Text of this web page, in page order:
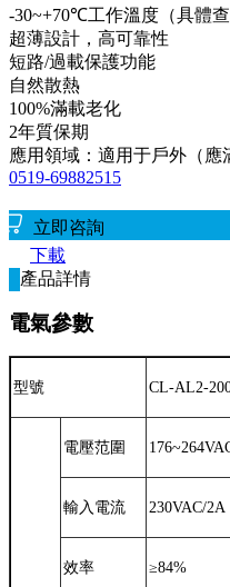
-30~+70℃工作溫度（具體查
超薄設計，高可靠性
短路/過載保護功能
自然散熱
100%滿載老化
2年質保期
應用領域：適用于戶外（應
0519-69882515
立即咨詢
下載
產品詳情
電氣參數
型號 CL-AL2-
電壓范圍
輸入電流 230VAC/2A
效率 ≥84%